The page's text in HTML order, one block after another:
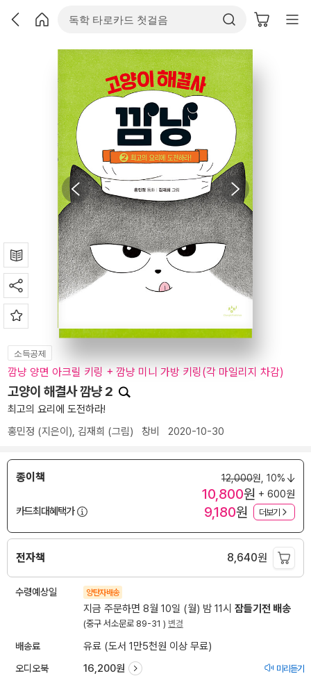
소득공제
깜냥 양면 아크릴 키링 + 깜냥 미니 가방 키링(각 마일리지 차감)
고양이 해결사 깜냥 2
최고의 요리에 도전하라!
홍민정 (지은이), 김재희 (그림) 창비 2020-10-30
종이책 12,000원, 10%
10,800원 + 600원
카드최대혜택가
9,180원 더보기
전자책 8,640원
수령예상일 양탄자배송
지금 주문하면 8월 10일 (월) 밤 11시 잠들기전 배송
(중구 서소문로 89-31 ) 변경
배송료 유료 (도서 1만5천원 이상 무료)
오디오북 16,200원 미리듣기